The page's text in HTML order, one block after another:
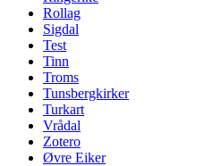
Rollag
Sigdal
Test
Tinn
Troms
Tunsbergkirker
Turkart
Vrådal
Zotero
Øvre Eiker